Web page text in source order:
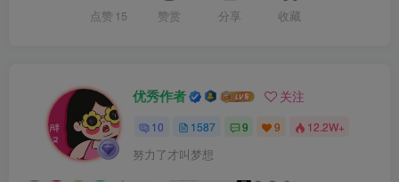
点赞 15 赞赏 分享 收藏
优秀作者 关注
10 1587 9 9 12.2W+
努力了才叫梦想